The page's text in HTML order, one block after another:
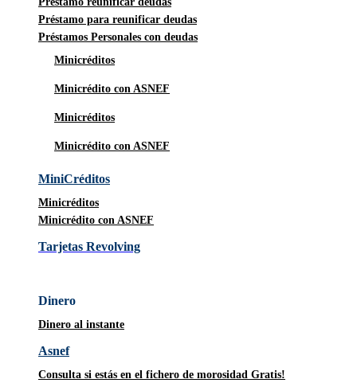
Préstamo para reunificar deudas
Préstamos Personales con deudas
Minicréditos
Minicrédito con ASNEF
Minicréditos
Minicrédito con ASNEF
MiniCréditos
Minicréditos
Minicrédito con ASNEF
Tarjetas Revolving
Dinero
Dinero al instante
Asnef
Consulta si estás en el fichero de morosidad Gratis!